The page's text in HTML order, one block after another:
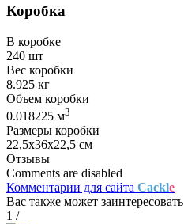
Коробка
В коробке
240 шт
Вес коробки
8.925 кг
Объем коробки
0.018225 м3
Размеры коробки
22,5х36х22,5 см
Отзывы
Comments are disabled
Комментарии для сайта Cackle
Вас также может заинтересовать
1 /